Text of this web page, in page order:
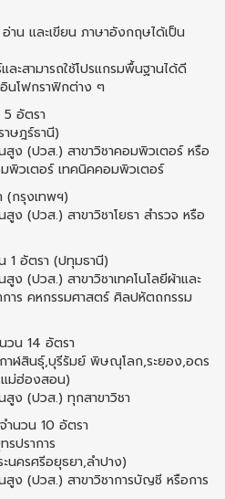
น และเขียน ภาษาอังกฤษได้เป็น
ะสามารถใช้โปรแกรมพื้นฐานได้ดี
นโฟกราฟิกต่าง ๆ
อัตรา
ษฎร์ธานี)
ง (ปวส.) สาขาวิชาคอมพิวเตอร์ หรือ
พิวเตอร์ เทคนิคคอมพิวเตอร์
(กรุงเทพฯ)
ง (ปวส.) สาขาวิชาโยธา สำรวจ หรือ
1 อัตรา (ปทุมธานี)
ง (ปวส.) สาขาวิชาเทคโนโลยีผ้าและ
การ คหกรรมศาสตร์ ศิลปหัตถกรรม
วน 14 อัตรา
าฬสินธุ์,บุรีรัมย์ พิษณุโลก,ระยอง,อดร
แม่ฮ่องสอน)
สูง (ปวส.) ทุกสาขาวิชา
ำนวน 10 อัตรา
รปราการ
นครศรีอยุธยา,ลำปาง)
ง (ปวส.) สาขาวิชาการบัญชี หรือการ